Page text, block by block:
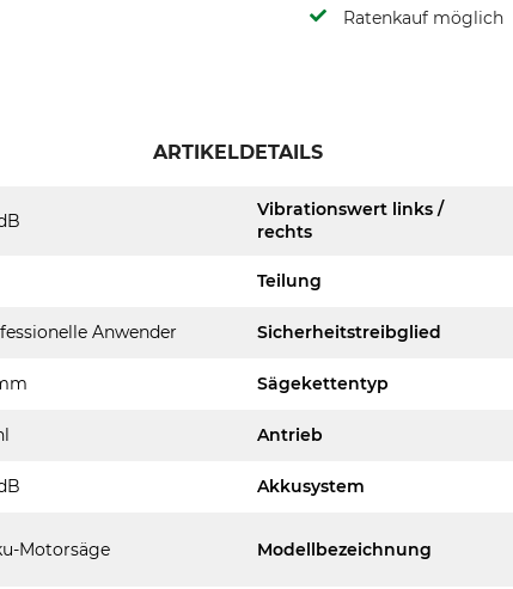
Ratenkauf möglich
ARTIKELDETAILS
Vibrationswert links /
rechts
Teilung
Anwender Sicherheitstreibglied
Sägekettentyp
Antrieb
Akkusystem
Motorsäge Modellbezeichnung